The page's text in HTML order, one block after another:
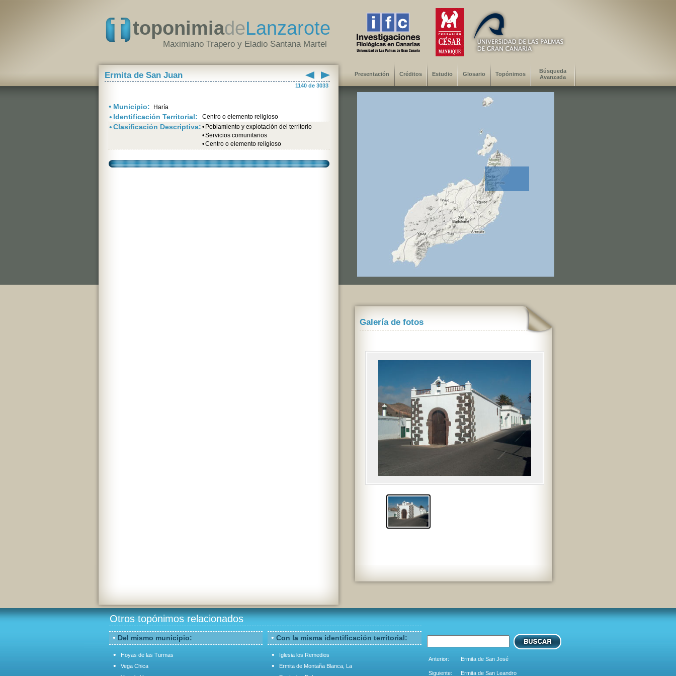
toponimiadeLanzarote
Maximiano Trapero y Eladio Santana Martel
Ermita de San Juan
1140 de 3033
• Municipio: Haría
• Identificación Territorial: Centro o elemento religioso
•Clasificación Descriptiva: • Poblamiento y explotación del territorio
•Servicios comunitarios
•Centro o elemento religioso
Presentación Créditos Estudio Glosario Topónimos
Búsqueda
Avanzada
Galería de fotos
Otros topónimos relacionados
Anterior: Ermita de San José
Siguiente: Ermita de San Leandro
• Del mismo municipio: • Con la misma identificación territorial:
• Hoyas de las Turmas
• Vega Chica
• Iglesia los Remedios
• Ermita de Montaña Blanca, La